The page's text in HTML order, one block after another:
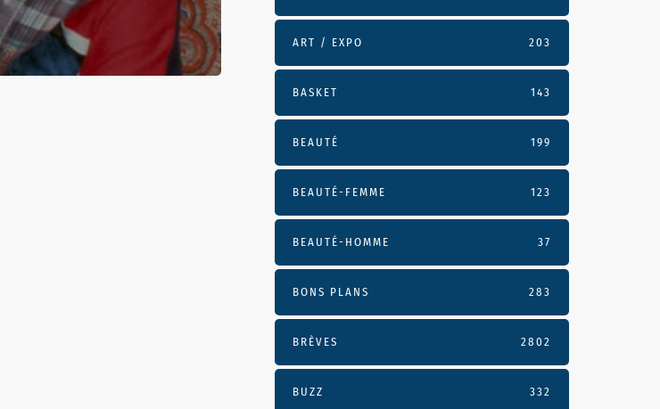
ART / EXPO 203
BASKET 143
BEAUTÉ 199
BEAUTÉ-FEMME 123
BEAUTÉ-HOMME 37
BONS PLANS 283
BRÈVES 2802
BUZZ 332